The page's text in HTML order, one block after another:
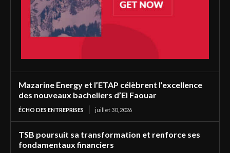
Mazarine Energy et l’ETAP célèbrent l’excellence
des nouveaux bacheliers d’El Faouar
ÉCHO DES ENTREPRISES juillet 30, 2026
TSB poursuit sa transformation et renforce ses
fondamentaux financiers